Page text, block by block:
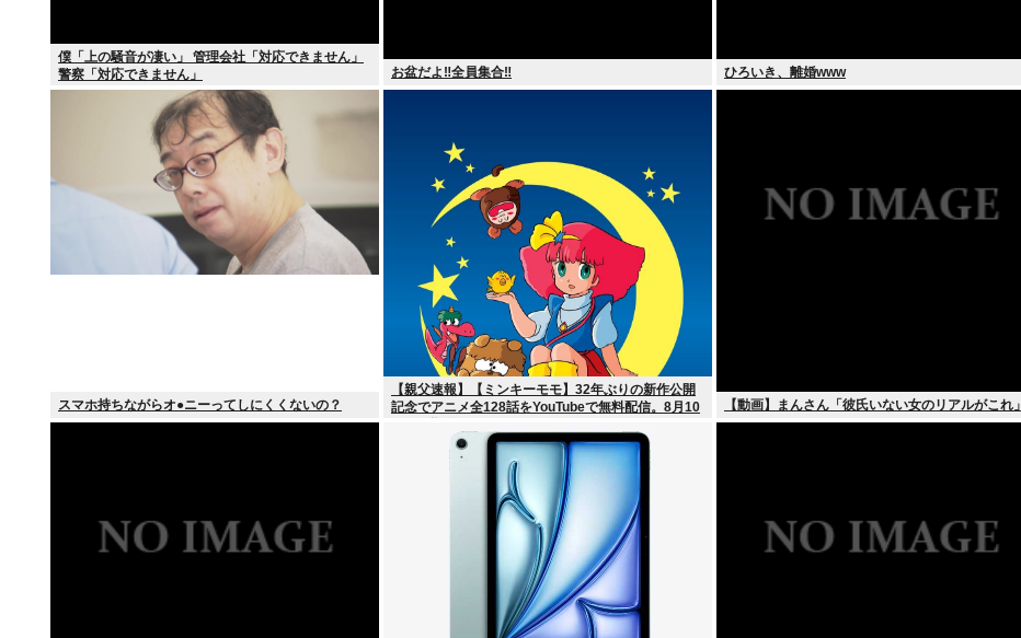
僕「上の騒音が凄い」 管理会社「対応できません」
警察「対応できません」
お盆だよ‼全員集合‼ ひろいき、離婚www
スマホ持ちながらオ●ニーってしにくくないの？
【親父速報】【ミンキーモモ】32年ぶりの新作公開
記念でアニメ全128話をYouTubeで無料配信。8月10
【動画】まんさん「彼氏いない女のリアルがこれ」